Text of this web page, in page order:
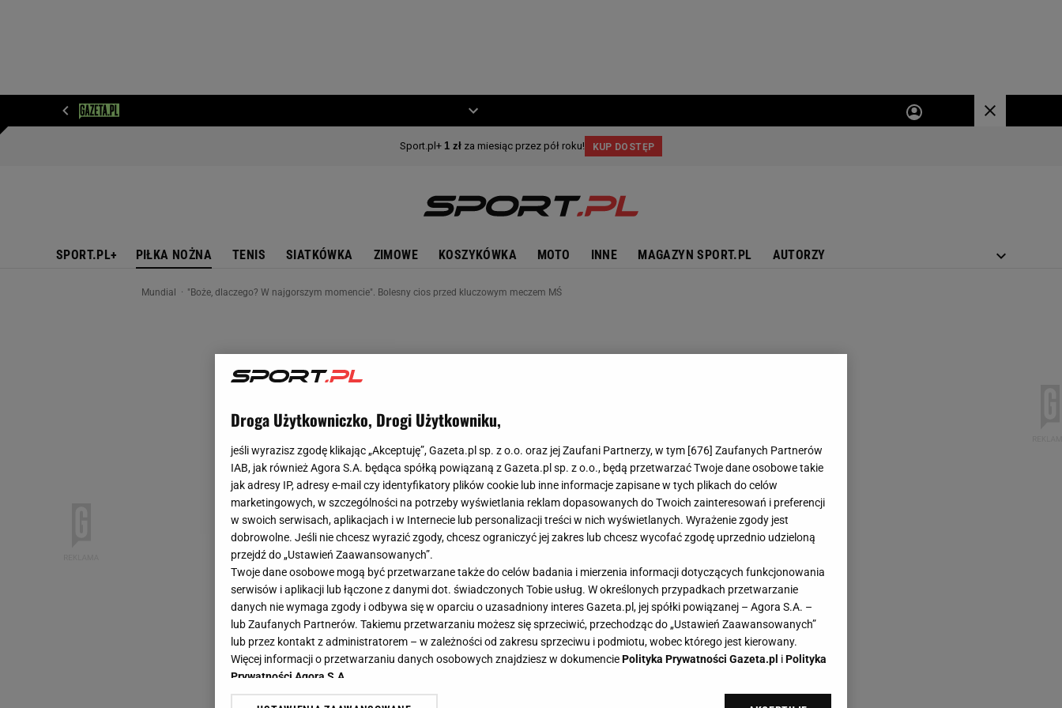
SPORT.PL+ PIŁKA NOŻNA TENIS SIATKÓWKA ZIMOWE KOSZYKÓWKA MOTO INNE MAGAZYN SPORT.PL AUTORZY
Mundial "Boże, dlaczego? W najgorszym momencie". Bolesny cios przed kluczowym meczem MŚ
Droga Użytkowniczko, Drogi Użytkowniku,
jeśli wyrazisz zgodę klikając „Akceptuję”, Gazeta.pl sp. z o.o. oraz jej Zaufani Partnerzy, w tym [676] Zaufanych Partnerów
IAB, jak również Agora S.A. będąca spółką powiązaną z Gazeta.pl sp. z o.o., będą przetwarzać Twoje dane osobowe takie
jak adresy IP, adresy e-mail czy identyfikatory plików cookie lub inne informacje zapisane w tych plikach do celów
marketingowych, w szczególności na potrzeby wyświetlania reklam dopasowanych do Twoich zainteresowań i preferencji
w swoich serwisach, aplikacjach i w Internecie lub personalizacji treści w nich wyświetlanych. Wyrażenie zgody jest
dobrowolne. Jeśli nie chcesz wyrazić zgody, chcesz ograniczyć jej zakres lub chcesz wycofać zgodę uprzednio udzieloną
przejdź do „Ustawień Zaawansowanych”.
Twoje dane osobowe mogą być przetwarzane także do celów badania i mierzenia informacji dotyczących funkcjonowania
serwisów i aplikacji lub łączone z danymi dot. świadczonych Tobie usług. W określonych przypadkach przetwarzanie
danych nie wymaga zgody i odbywa się w oparciu o uzasadniony interes Gazeta.pl, jej spółki powiązanej – Agora S.A. –
lub Zaufanych Partnerów. Takiemu przetwarzaniu możesz się sprzeciwić, przechodząc do „Ustawień Zaawansowanych”
lub przez kontakt z administratorem – w zależności od zakresu sprzeciwu i podmiotu, wobec którego jest kierowany.
Więcej informacji o przetwarzaniu danych osobowych znajdziesz w dokumenciePolityka Prywatności Gazeta.pl iPolityka
Prywatności Agora S.A.